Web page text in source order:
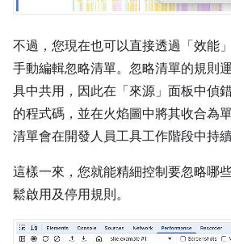
不過，您現在也可以直接透過「效能」
手動編輯忽略清單。忽略清單的規則
具中共用，因此在「來源」面板中偵
的程式碼，並在火焰圖中將其收合為
清單會在開發人員工具工作階段中持續
這樣一來，您就能精細控制要忽略哪
鬆啟用及停用規則。